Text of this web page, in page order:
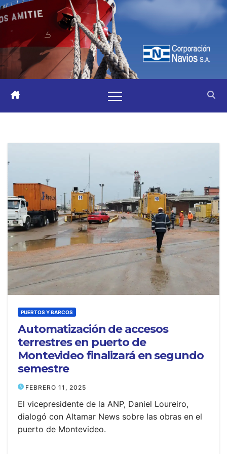
PUERTOS Y BARCOS
Automatización de accesos
terrestres en puerto de
Montevideo finalizará en segundo
semestre
FEBRERO 11, 2025
El vicepresidente de la ANP, Daniel Loureiro,
dialogó con Altamar News sobre las obras en el
puerto de Montevideo.